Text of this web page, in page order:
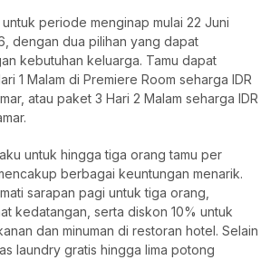
periode menginap mulai 22 Juni
dengan dua pilihan yang dapat
kebutuhan keluarga. Tamu dapat
1 Malam di Premiere Room seharga IDR
atau paket 3 Hari 2 Malam seharga IDR
untuk hingga tiga orang tamu per
berbagai keuntungan menarik.
sarapan pagi untuk tiga orang,
kedatangan, serta diskon 10% untuk
dan minuman di restoran hotel. Selain
laundry gratis hingga lima potong